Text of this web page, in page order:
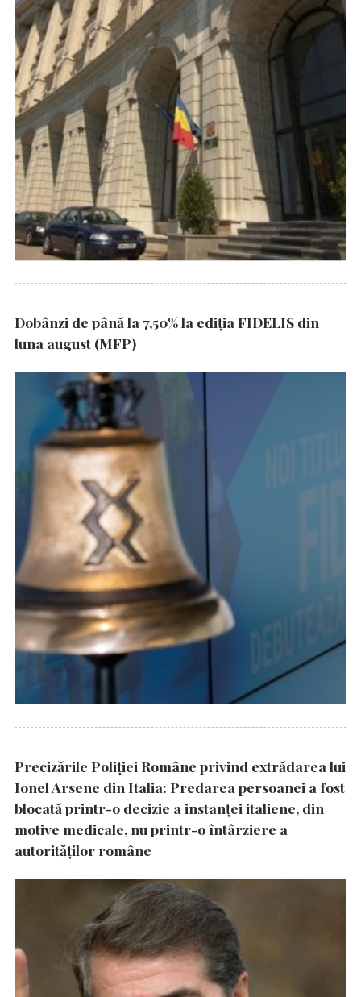
Dobânzi de până la 7,50% la ediția FIDELIS din
luna august (MFP)
Precizările Poliţiei Române privind extrădarea lui
Ionel Arsene din Italia: Predarea persoanei a fost
blocată printr-o decizie a instanţei italiene, din
motive medicale, nu printr-o întârziere a
autorităţilor române